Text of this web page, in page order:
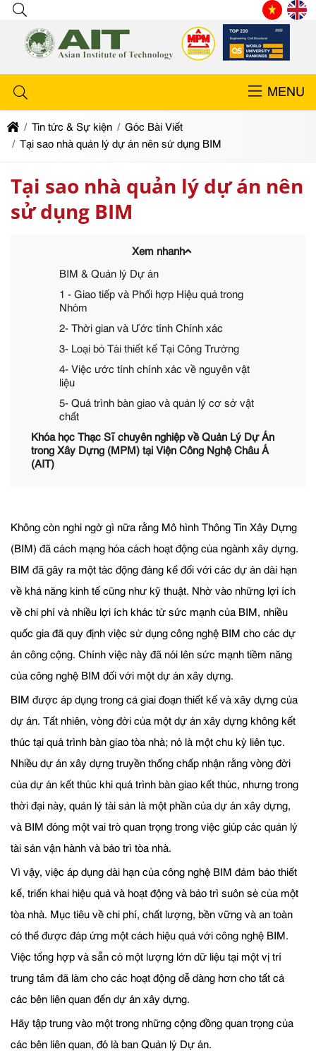
MENU
Tin tức & Sự kiện
Góc Bài Viết
Tại sao nhà quản lý dự án nên sử dụng BIM
Tại sao nhà quản lý dự án nên
sử dụng BIM
Xem nhanh
BIM & Quản lý Dự án
1 - Giao tiếp và Phối hợp Hiệu quả trong
Nhóm
2- Thời gian và Ước tính Chính xác
3- Loại bỏ Tái thiết kế Tại Công Trường
4- Việc ước tính chính xác về nguyên vật
liệu
5- Quá trình bàn giao và quản lý cơ sở vật
chất
Khóa học Thạc Sĩ chuyên nghiệp về Quản Lý Dự Án
trong Xây Dựng (MPM) tại Viện Công Nghệ Châu Á
(AIT)
Không còn nghi ngờ gì nữa rằng Mô hình Thông Tin Xây Dựng
(BIM) đã cách mạng hóa cách hoạt động của ngành xây dựng.
BIM đã gây ra một tác động đáng kể đối với các dự án dài hạn
về khả năng kinh tế cũng như kỹ thuật. Nhờ vào những lợi ích
về chi phí và nhiều lợi ích khác từ sức mạnh của BIM, nhiều
quốc gia đã quy định việc sử dụng công nghệ BIM cho các dự
án công cộng. Chính việc này đã nói lên sức mạnh tiềm năng
của công nghệ BIM đối với một dự án xây dựng.
BIM được áp dụng trong cả giai đoạn thiết kế và xây dựng của
dự án. Tất nhiên, vòng đời của một dự án xây dựng không kết
thúc tại quá trình bàn giao tòa nhà; nó là một chu kỳ liên tục.
Nhiều dự án xây dựng truyền thống chấp nhận rằng vòng đời
của dự án kết thúc khi quá trình bàn giao kết thúc, nhưng trong
thời đại này, quản lý tài sản là một phần của dự án xây dựng,
và BIM đóng một vai trò quan trọng trong việc giúp các quản lý
tài sản vận hành và bảo trì tòa nhà.
Vì vậy, việc áp dụng dài hạn của công nghệ BIM đảm bảo thiết
kế, triển khai hiệu quả và hoạt động và bảo trì suôn sẻ của một
tòa nhà. Mục tiêu về chi phí, chất lượng, bền vững và an toàn
có thể được đáp ứng một cách hiệu quả với công nghệ BIM.
Việc tổng hợp và sẵn có một lượng lớn dữ liệu tại một vị trí
trung tâm đã làm cho các hoạt động dễ dàng hơn cho tất cả
các bên liên quan đến dự án xây dựng.
Hãy tập trung vào một trong những cộng đồng quan trọng của
các bên liên quan, đó là ban Quản lý Dự án.